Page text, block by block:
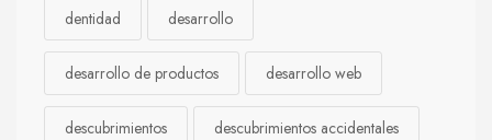
dentidad desarrollo
desarrollo de productos desarrollo web
descubrimientos descubrimientos accidentales